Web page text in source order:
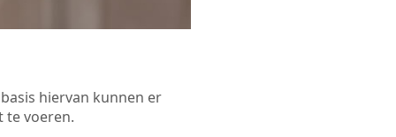
hiervan kunnen er
te voeren.